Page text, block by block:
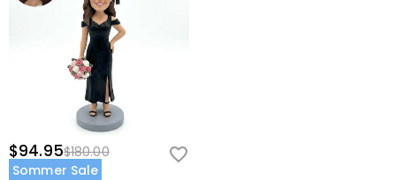
$94.95$180.00
Sommer Sale